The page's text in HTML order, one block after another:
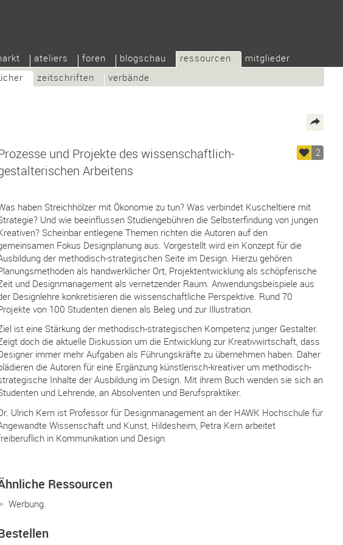
ateliers foren blogschau
ressourcen
zeitschriften verbände
mitglieder
2
und Projekte des wissenschaftlich-
Arbeitens
haben Streichhölzer mit Ökonomie zu tun? Was verbindet Kuscheltiere mit
Und wie beeinflussen Studiengebühren die Selbsterfindung von jungen
Scheinbar entlegene Themen richten die Autoren auf den
Fokus Designplanung aus. Vorgestellt wird ein Konzept für die
der methodisch-strategischen Seite im Design. Hierzu gehören
als handwerklicher Ort, Projektentwicklung als schöpferische
und Designmanagement als vernetzender Raum. Anwendungsbeispiele aus
Designlehre konkretisieren die wissenschaftliche Perspektive. Rund 70
von 100 Studenten dienen als Beleg und zur Illustration.
ist eine Stärkung der methodisch-strategischen Kompetenz junger Gestalter.
doch die aktuelle Diskussion um die Entwicklung zur Kreativwirtschaft, dass
immer mehr Aufgaben als Führungskräfte zu übernehmen haben. Daher
die Autoren für eine Ergänzung künstlerisch-kreativer um methodisch-
Inhalte der Ausbildung im Design. Mit ihrem Buch wenden sie sich an
und Lehrende, an Absolventen und Berufspraktiker.
Ulrich Kern ist Professor für Designmanagement an der HAWK Hochschule für
Wissenschaft und Kunst, Hildesheim, Petra Kern arbeitet
in Kommunikation und Design.
Ressourcen
Werbung.